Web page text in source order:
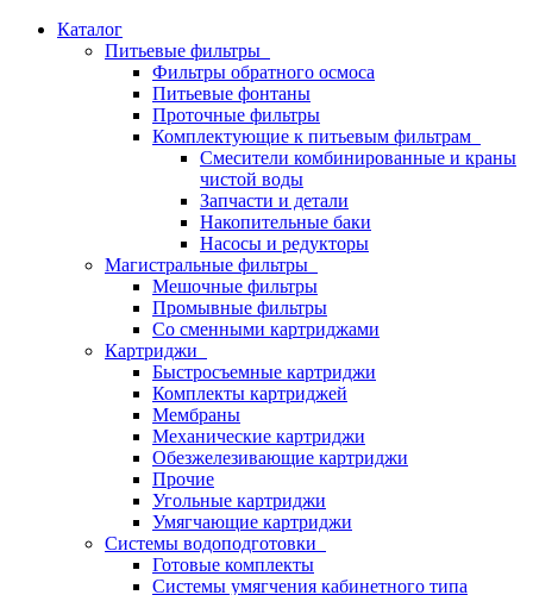
Каталог
Питьевые фильтры
Фильтры обратного осмоса
Питьевые фонтаны
Проточные фильтры
Комплектующие к питьевым фильтрам
Смесители комбинированные и краны
чистой воды
Запчасти и детали
Накопительные баки
Насосы и редукторы
Магистральные фильтры
Мешочные фильтры
Промывные фильтры
Со сменными картриджами
Картриджи
Быстросъемные картриджи
Комплекты картриджей
Мембраны
Механические картриджи
Обезжелезивающие картриджи
Прочие
Угольные картриджи
Умягчающие картриджи
Системы водоподготовки
Готовые комплекты
Системы умягчения кабинетного типа